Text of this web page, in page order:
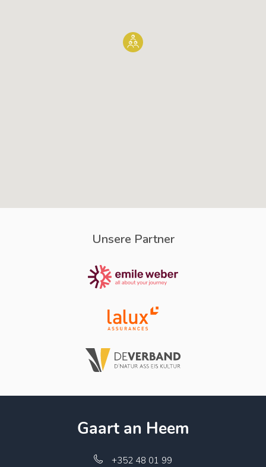
Unsere Partner
Gaart an Heem
+352 48 01 99